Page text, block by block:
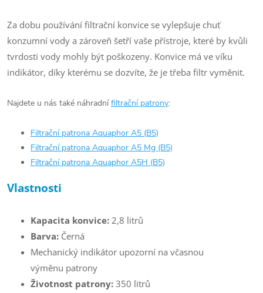
Za dobu používání filtrační konvice se vylepšuje chuť
konzumní vody a zároveň šetří vaše přístroje, které by kvůli
tvrdosti vody mohly být poškozeny. Konvice má ve víku
indikátor, díky kterému se dozvíte, že je třeba filtr vyměnit.
Najdete u nás také náhradnífiltrační patrony:
Filtrační patrona Aquaphor A5 (B5)
Filtrační patrona Aquaphor A5 Mg (B5)
Filtrační patrona Aquaphor A5H (B5)
Vlastnosti
Kapacita konvice: 2,8 litrů
Barva: Černá
Mechanický indikátor upozorní na včasnou
výměnu patrony
Životnost patrony: 350 litrů